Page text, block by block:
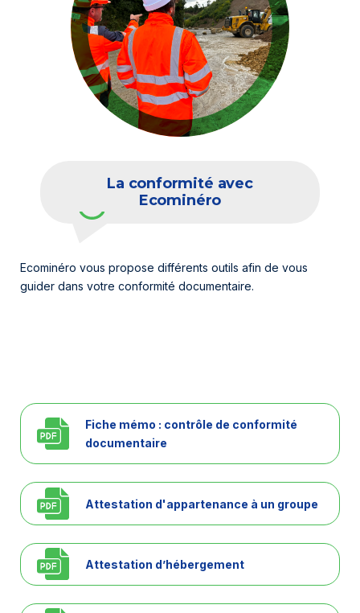
La conformité avec
Ecominéro
Ecominéro vous propose différents outils afin de vous
guider dans votre conformité documentaire.
Fiche mémo : contrôle de conformité
documentaire
Attestation d'appartenance à un groupe
Attestation d’hébergement